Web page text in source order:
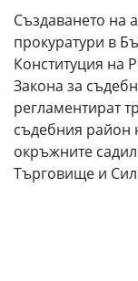
Създаването на
прокуратури в
Конституция на
Закона за
регламентират
съдебния район
окръжните
Търговище и